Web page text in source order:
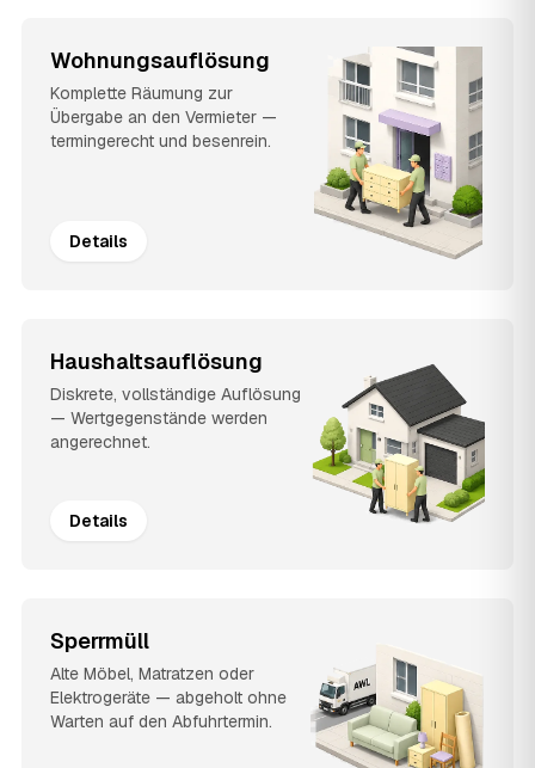
Wohnungsauflösung
Komplette Räumung zur
Übergabe an den Vermieter —
termingerecht und besenrein.
Details
Haushaltsauflösung
Diskrete, vollständige Auflösung
— Wertgegenstände werden
angerechnet.
Details
Sperrmüll
Alte Möbel, Matratzen oder
Elektrogeräte — abgeholt ohne
Warten auf den Abfuhrtermin.